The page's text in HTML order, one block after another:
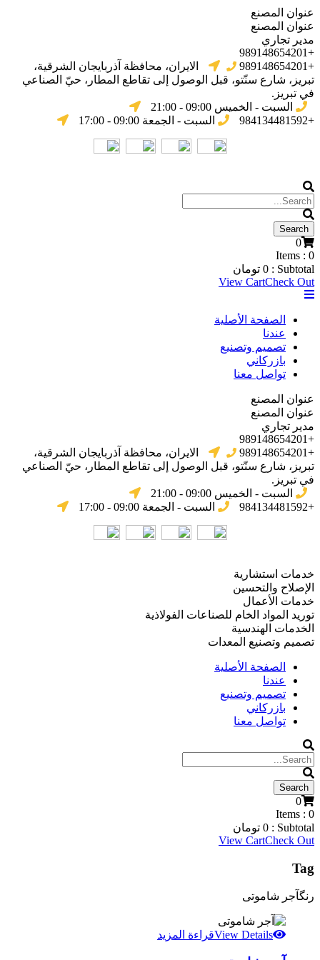
عنوان المصنع
عنوان المصنع
مدير تجاري
+989148654201
+989148654201
الایران، محافظة آذربایجان الشرقیة،
تبریز، شارع سنّتو، قبل الوصول إلى تقاطع المطار، حيّ الصناعي
في تبریز.
السبت - الخميس 09:00 - 21:00
+984134481592
السبت - الجمعة 09:00 - 17:00
0
Items : 0
Subtotal :
0 تومان
View CartCheck Out
الصفحة الأصلية
عندنا
تصميم وتصنيع
بازركاني
تواصل معنا
عنوان المصنع
عنوان المصنع
مدير تجاري
+989148654201
+989148654201
الایران، محافظة آذربایجان الشرقیة،
تبریز، شارع سنّتو، قبل الوصول إلى تقاطع المطار، حيّ الصناعي
في تبریز.
السبت - الخميس 09:00 - 21:00
+984134481592
السبت - الجمعة 09:00 - 17:00
خدمات استشارية
الإصلاح والتحسين
خدمات الأعمال
توريد المواد الخام للصناعات الفولاذية
الخدمات الهندسية
تصميم وتصنيع المعدات
الصفحة الأصلية
عندنا
تصميم وتصنيع
بازركاني
تواصل معنا
0
Items : 0
Subtotal :
0 تومان
View CartCheck Out
Tag
رنگآجر شاموتی
View Detailsقراءة المزيد